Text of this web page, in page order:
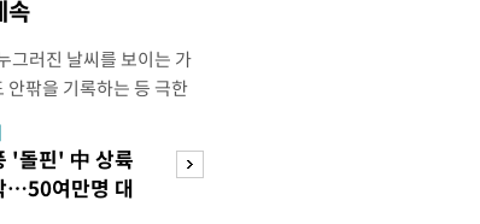
속
그러진 날씨를 보이는 가
안팎을 기록하는 등 극한
르면 이날 오후 4시 경기
부), 전라남도(담양, 장성,
(흑산면제외), 영광(낙월
북부,
'돌핀' 中 상륙
…50여만명 대